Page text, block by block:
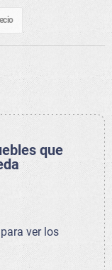
que
ver los